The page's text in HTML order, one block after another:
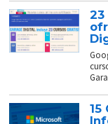
15